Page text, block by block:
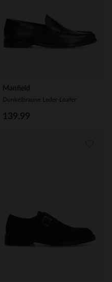
Manfield
Dunkelbraune Leder-Loafer
139.99